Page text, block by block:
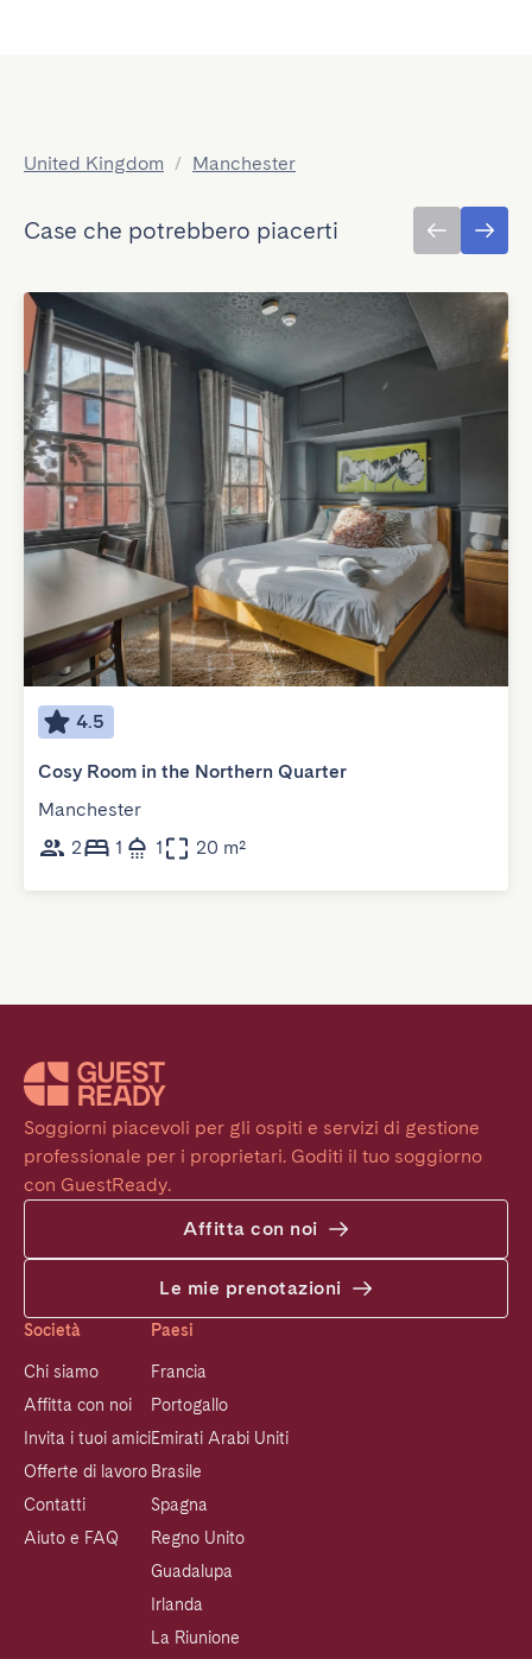
United Kingdom / Manchester
Case che potrebbero piacerti
4.5
Cosy Room in the Northern Quarter
Manchester
2
1 1 20 m²
Soggiorni piacevoli per gli ospiti e servizi di gestione
professionale per i proprietari. Goditi il tuo soggiorno
con GuestReady.
Affitta con noi
Le mie prenotazioni
Società
Chi siamo
Affitta con noi
Invita i tuoi amici
Offerte di lavoro
Contatti
Aiuto e FAQ
Paesi
Francia
Portogallo
Emirati Arabi Uniti
Brasile
Spagna
Regno Unito
Guadalupa
Irlanda
La Riunione